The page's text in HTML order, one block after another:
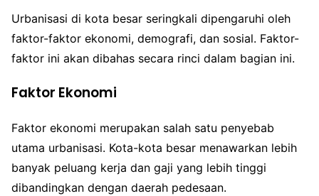
Urbanisasi di kota besar seringkali dipengaruhi oleh
faktor-faktor ekonomi, demografi, dan sosial. Faktor-
faktor ini akan dibahas secara rinci dalam bagian ini.
Faktor Ekonomi
Faktor ekonomi merupakan salah satu penyebab
utama urbanisasi. Kota-kota besar menawarkan lebih
banyak peluang kerja dan gaji yang lebih tinggi
dibandingkan dengan daerah pedesaan.